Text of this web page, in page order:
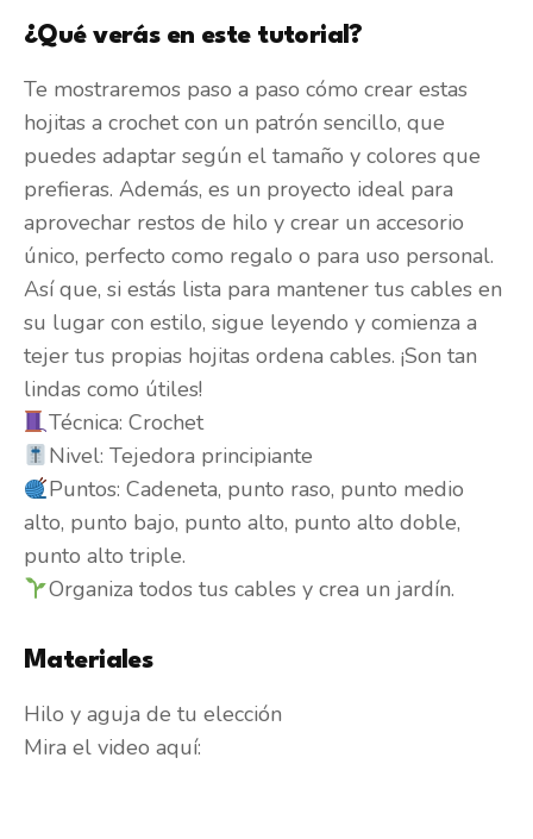
¿Qué verás en este tutorial?
Te mostraremos paso a paso cómo crear estas
hojitas a crochet con un patrón sencillo, que
puedes adaptar según el tamaño y colores que
prefieras. Además, es un proyecto ideal para
aprovechar restos de hilo y crear un accesorio
único, perfecto como regalo o para uso personal.
Así que, si estás lista para mantener tus cables en
su lugar con estilo, sigue leyendo y comienza a
tejer tus propias hojitas ordena cables. ¡Son tan
lindas como útiles!
Técnica: Crochet
Nivel: Tejedora principiante
Puntos: Cadeneta, punto raso, punto medio
alto, punto bajo, punto alto, punto alto doble,
punto alto triple.
Organiza todos tus cables y crea un jardín.
Materiales
Hilo y aguja de tu elección
Mira el video aquí: